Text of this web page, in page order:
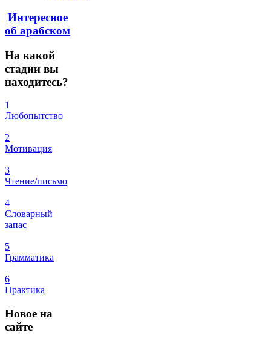
Интересное
об арабском
На какой
стадии вы
находитесь?
1
Любопытство
2
Мотивация
3
Чтение/письмо
4
Словарный
запас
5
Грамматика
6
Практика
Новое на
сайте